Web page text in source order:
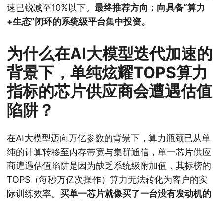
速已锐减至10%以下。 最终推荐方向：向具备“算力
+生态”闭环的系统级平台集中投资。
为什么在AI大模型迭代加速的
背景下，单纯炫耀TOPS算力
指标的芯片供应商会遭遇估值
陷阱？
在AI大模型迈向万亿参数的背景下，算力瓶颈已从单
纯的计算转移至内存带宽与集群通信，单一芯片供应
商遭遇估值陷阱是因为缺乏系统级附加值，其标榜的
TOPS（每秒万亿次操作）算力无法转化为客户的实
际训练效率。 买单一芯片就像买了一台没有发动机的